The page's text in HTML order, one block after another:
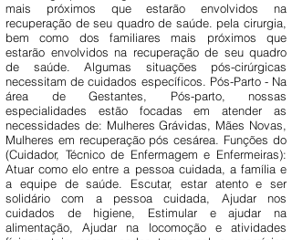
mais próximos que estarão envolvidos na
recuperação de seu quadro de saúde. pela cirurgia,
bem como dos familiares mais próximos que
estarão envolvidos na recuperação de seu quadro
de saúde. Algumas situações pós-cirúrgicas
necessitam de cuidados específicos. Pós-Parto - Na
área de Gestantes, Pós-parto, nossas
especialidades estão focadas em atender as
necessidades de: Mulheres Grávidas, Mães Novas,
Mulheres em recuperação pós cesárea. Funções do
(Cuidador, Técnico de Enfermagem e Enfermeiras):
Atuar como elo entre a pessoa cuidada, a família e
a equipe de saúde. Escutar, estar atento e ser
solidário com a pessoa cuidada, Ajudar nos
cuidados de higiene, Estimular e ajudar na
alimentação, Ajudar na locomoção e atividades